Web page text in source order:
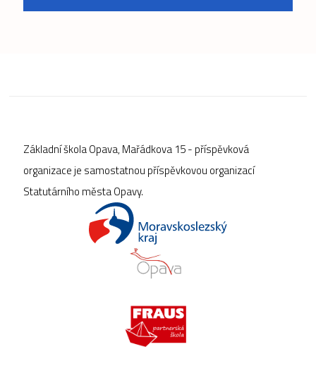
Základní škola Opava, Mařádkova 15 - příspěvková
organizace je samostatnou příspěvkovou organizací
Statutárního města Opavy.